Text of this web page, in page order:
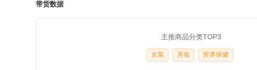
带货数据
主推商品分类TOP3
女装 美妆 营养保健